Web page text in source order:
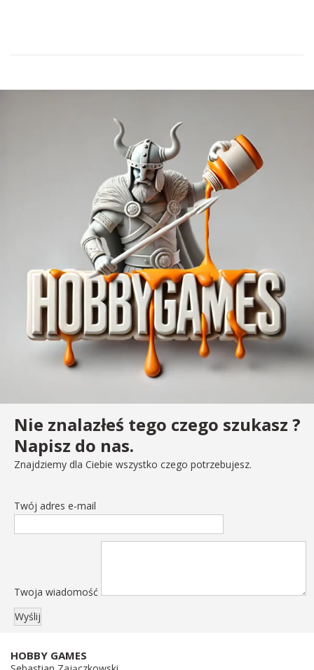
Nie znalazłeś tego czego szukasz ?
Napisz do nas.
Znajdziemy dla Ciebie wszystko czego potrzebujesz.
Twój adres e-mail
Twoja wiadomość
HOBBY GAMES